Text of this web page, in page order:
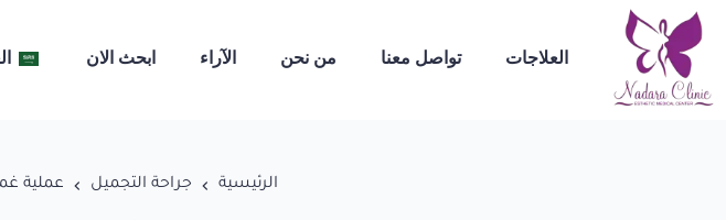
العلاجات تواصل معنا من نحن الآراء ابحث الان
الرئيسية جراحة التجميل عملية